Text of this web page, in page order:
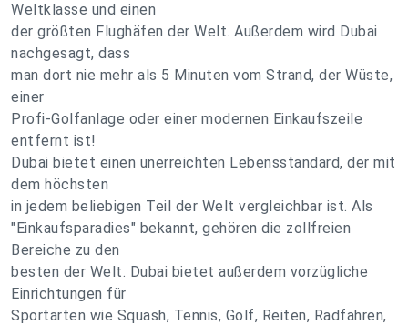
Weltklasse und einen
der größten Flughäfen der Welt. Außerdem wird Dubai
nachgesagt, dass
man dort nie mehr als 5 Minuten vom Strand, der Wüste,
einer
Profi-Golfanlage oder einer modernen Einkaufszeile
entfernt ist!
Dubai bietet einen unerreichten Lebensstandard, der mit
dem höchsten
in jedem beliebigen Teil der Welt vergleichbar ist. Als
"Einkaufsparadies" bekannt, gehören die zollfreien
Bereiche zu den
besten der Welt. Dubai bietet außerdem vorzügliche
Einrichtungen für
Sportarten wie Squash, Tennis, Golf, Reiten, Radfahren,